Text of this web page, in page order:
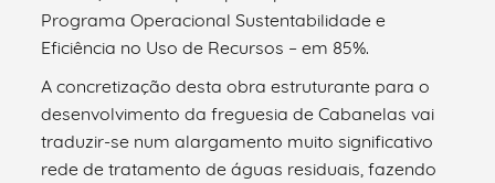
Programa Operacional Sustentabilidade e
Eficiência no Uso de Recursos – em 85%.
A concretização desta obra estruturante para o
desenvolvimento da freguesia de Cabanelas vai
traduzir-se num alargamento muito significativo
rede de tratamento de águas residuais, fazendo